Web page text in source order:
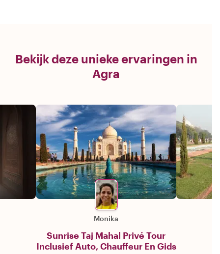
Bekijk deze unieke ervaringen in
Agra
Monika
Sunrise Taj Mahal Privé Tour
Inclusief Auto, Chauffeur En Gids